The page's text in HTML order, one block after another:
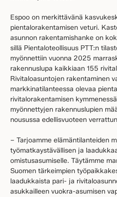
Espoo on merkittävänä
pientalorakentamisen veturi.
asunnon rakentamishanke on
sillä Pientaloteollisuus PTT:n
myönnettiin vuonna 2025
rakennuslupa kaikkiaan 155
Rivitaloasuntojen rakentaminen
markkinatilanteessa olevaa
rivitalorakentamisen
myönnettyjen rakennuslupien
nousussa edellisvuoteen
– Tarjoamme elämäntilanteiden
työmatkaystävällisen ja
omistusasumiselle. Täytämme
Suomen tärkeimpien
laadukkaista pari- ja
asukkailleen vuokra-asumisen